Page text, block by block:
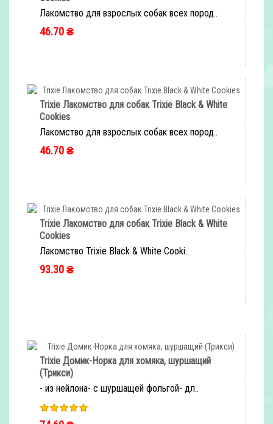
Лакомство для взрослых собак всех пород..
46.70 ₴
Trixie Лакомство для собак Trixie Black & White
Cookies
Лакомство для взрослых собак всех пород..
46.70 ₴
Trixie Лакомство для собак Trixie Black & White
Cookies
Лакомство Trixie Black & White Cooki..
93.30 ₴
Trixie Домик-Норка для хомяка, шуршащий
(Трикси)
- из нейлона- с шуршащей фольгой- дл..